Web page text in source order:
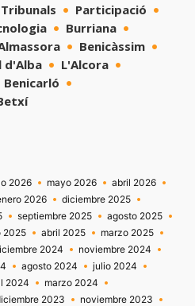
Participació
Burriana
Benicàssim
d'Alba
L'Alcora
Benicarló
2026 mayo 2026
abril 2026
2026
diciembre 2025
septiembre 2025
agosto 2025
2025 abril 2025
marzo 2025
2024
noviembre 2024
agosto 2024
julio 2024
2024
marzo 2024
2023
noviembre 2023